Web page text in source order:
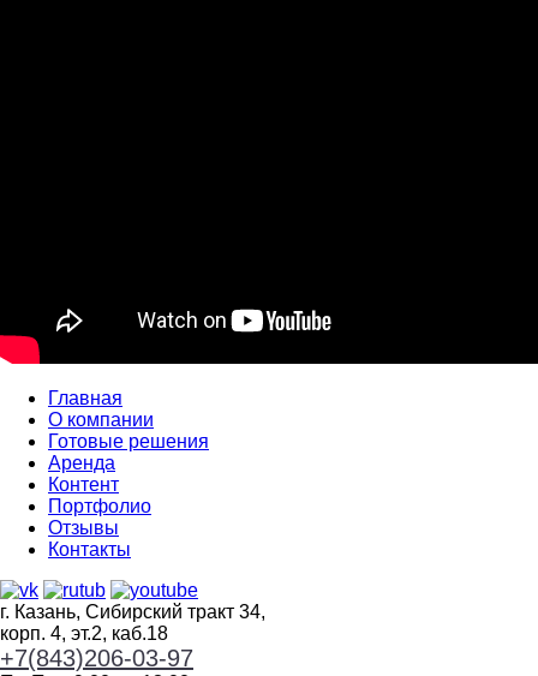
Главная
О компании
Готовые решения
Аренда
Контент
Портфолио
Отзывы
Контакты
г. Казань, Сибирский тракт 34,
корп. 4, эт.2, каб.18
+7(843)206-03-97